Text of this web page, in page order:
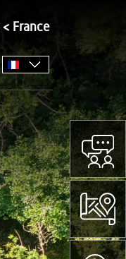
France